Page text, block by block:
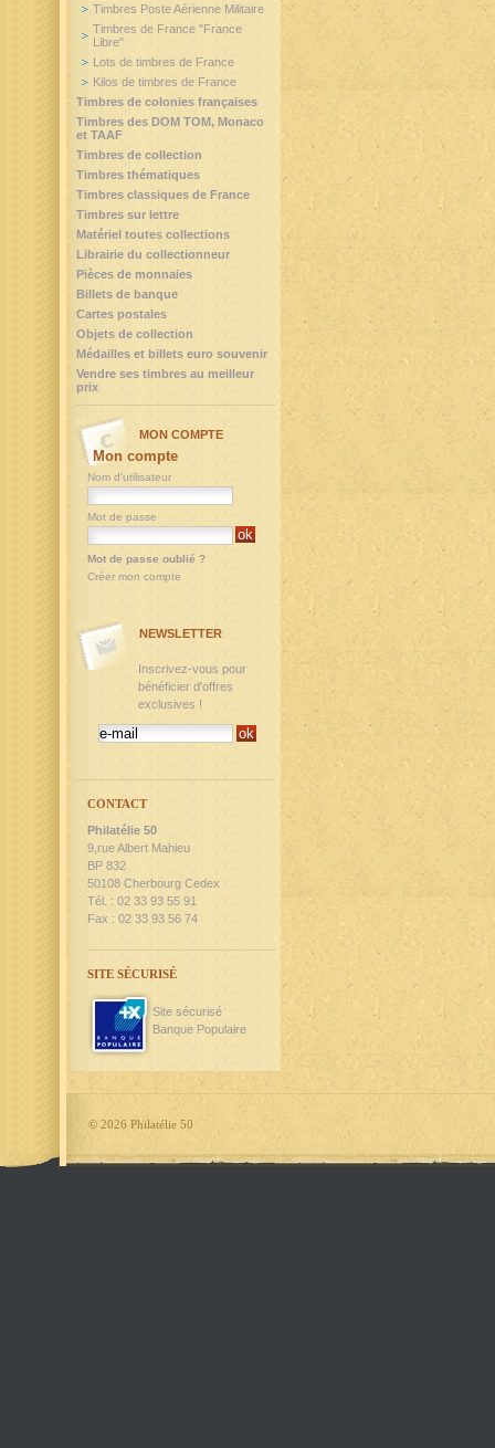
Timbres Poste Aérienne Militaire
Timbres de France "France
Libre"
Lots de timbres de France
Kilos de timbres de France
Timbres de colonies françaises
Timbres des DOM TOM, Monaco
et TAAF
Timbres de collection
Timbres thématiques
Timbres classiques de France
Timbres sur lettre
Matériel toutes collections
Librairie du collectionneur
Pièces de monnaies
Billets de banque
Cartes postales
Objets de collection
Médailles et billets euro souvenir
Vendre ses timbres au meilleur
prix
MON COMPTE
Mon compte
Nom d'utilisateur
Mot de passe
Mot de passe oublié ?
Créer mon compte
NEWSLETTER
Inscrivez-vous pour
bénéficier d'offres
exclusives !
CONTACT
Philatélie 50
9,rue Albert Mahieu
BP 832
50108 Cherbourg Cedex
Tél. : 02 33 93 55 91
Fax : 02 33 93 56 74
SITE SÉCURISÉ
Site sécurisé
Banque Populaire
© 2026 Philatélie 50